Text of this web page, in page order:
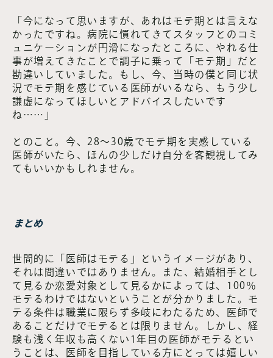
「今になって思いますが、あれはモテ期とは言えな
かったですね。病院に慣れてきてスタッフとのコミ
ュニケーションが円滑になったところに、やれる仕
事が増えてきたことで調子に乗って「モテ期」だと
勘違いしていました。もし、今、当時の僕と同じ状
況でモテ期を感じている医師がいるなら、もう少し
謙虚になってほしいとアドバイスしたいです
ね……」
とのこと。今、28〜30歳でモテ期を実感している
医師がいたら、ほんの少しだけ自分を客観視してみ
てもいいかもしれません。
まとめ
世間的に「医師はモテる」というイメージがあり、
それは間違いではありません。また、結婚相手とし
て見るか恋愛対象として見るかによっては、100％
モテるわけではないということが分かりました。モ
テる条件は職業に限らず多岐にわたるため、医師で
あることだけでモテるとは限りません。しかし、経
験も浅く年収も高くない1年目の医師がモテるとい
うことは、医師を目指している方にとっては嬉しい